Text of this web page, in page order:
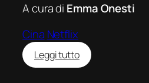
A cura di Emma Onesti
Cina Netflix
Leggi tutto:
Us